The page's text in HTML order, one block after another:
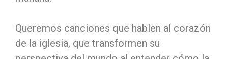
Queremos canciones que hablen al corazón
de la iglesia, que transformen su